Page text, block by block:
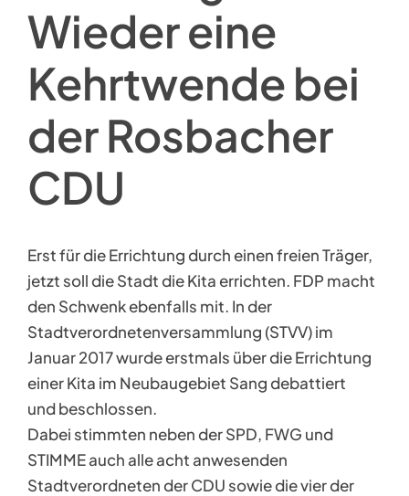
Wieder eine
Kehrtwende bei
der Rosbacher
CDU
Erst für die Errichtung durch einen freien Träger,
jetzt soll die Stadt die Kita errichten. FDP macht
den Schwenk ebenfalls mit. In der
Stadtverordnetenversammlung (STVV) im
Januar 2017 wurde erstmals über die Errichtung
einer Kita im Neubaugebiet Sang debattiert
und beschlossen.
Dabei stimmten neben der SPD, FWG und
STIMME auch alle acht anwesenden
Stadtverordneten der CDU sowie die vier der